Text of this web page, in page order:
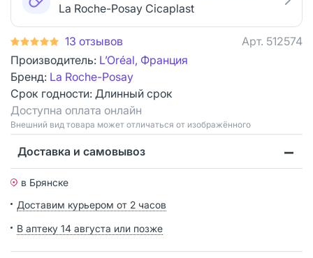
La Roche-Posay Cicaplast
13 отзывов Арт. 512574
Производитель: L’Oréal, Франция
Бренд: La Roche-Posay
Срок годности: Длинный срок
Доступна оплата онлайн
Bнешний вид товара может отличаться от изображённого
Доставка и самовывоз
в Брянске
Доставим курьером от 2 часов
В аптеку 14 августа или позже